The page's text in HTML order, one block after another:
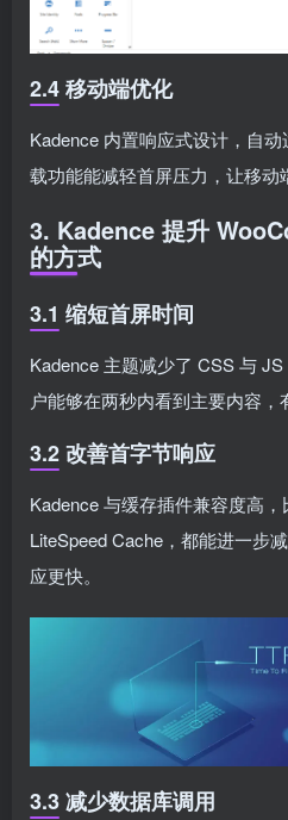
2.4 移动端优化
Kadence 内置响应式设计，自
载功能能减轻首屏压力，让移动
3. Kadence 提升
的方式
3.1 缩短首屏时间
Kadence 主题减少了 CSS 与
户能够在两秒内看到主要内容，
3.2 改善首字节响应
Kadence 与缓存插件兼容度高，
LiteSpeed Cache，都能进一步
应更快。
3.3 减少数据库调用